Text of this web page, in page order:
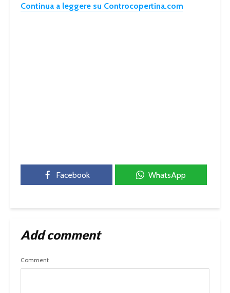
Continua a leggere su Controcopertina.com
Facebook WhatsApp
Add comment
Comment